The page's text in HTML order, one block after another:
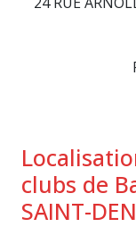
clubs de
SAINT-